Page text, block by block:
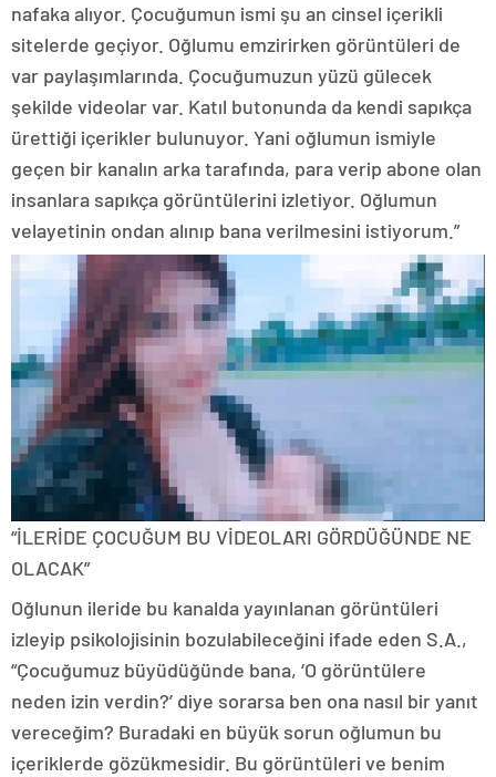
nafaka alıyor. Çocuğumun ismi şu an cinsel içerikli
sitelerde geçiyor. Oğlumu emzirirken görüntüleri de
var paylaşımlarında. Çocuğumuzun yüzü gülecek
şekilde videolar var. Katıl butonunda da kendi sapıkça
ürettiği içerikler bulunuyor. Yani oğlumun ismiyle
geçen bir kanalın arka tarafında, para verip abone olan
insanlara sapıkça görüntülerini izletiyor. Oğlumun
velayetinin ondan alınıp bana verilmesini istiyorum.”
“İLERİDE ÇOCUĞUM BU VİDEOLARI GÖRDÜĞÜNDE NE
OLACAK”
Oğlunun ileride bu kanalda yayınlanan görüntüleri
izleyip psikolojisinin bozulabileceğini ifade eden S.A.,
“Çocuğumuz büyüdüğünde bana, ‘O görüntülere
neden izin verdin?’ diye sorarsa ben ona nasıl bir yanıt
vereceğim? Buradaki en büyük sorun oğlumun bu
içeriklerde gözükmesidir. Bu görüntüleri ve benim